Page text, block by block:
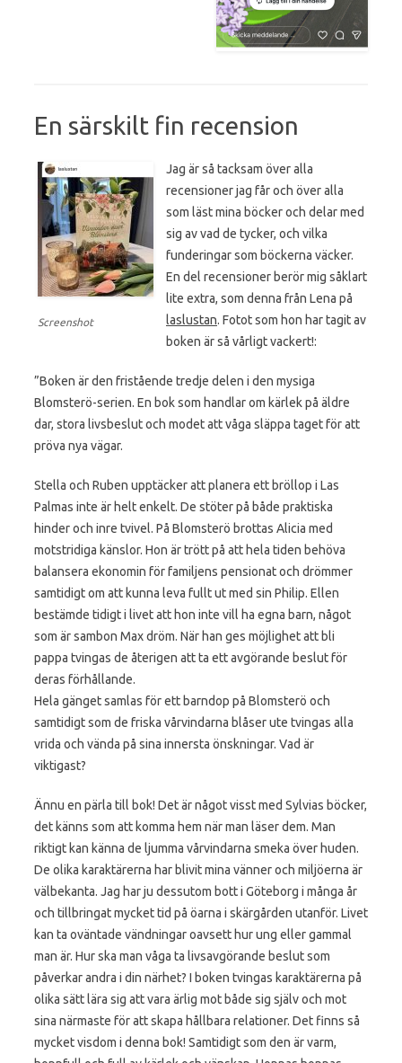
En särskilt fin recension
Screenshot
Jag är så tacksam över alla
recensioner jag får och över alla
som läst mina böcker och delar med
sig av vad de tycker, och vilka
funderingar som böckerna väcker.
En del recensioner berör mig såklart
lite extra, som denna från Lena på
laslustan. Fotot som hon har tagit av
boken är så vårligt vackert!:
”Boken är den fristående tredje delen i den mysiga
Blomsterö-serien. En bok som handlar om kärlek på äldre
dar, stora livsbeslut och modet att våga släppa taget för att
pröva nya vägar.
Stella och Ruben upptäcker att planera ett bröllop i Las
Palmas inte är helt enkelt. De stöter på både praktiska
hinder och inre tvivel. På Blomsterö brottas Alicia med
motstridiga känslor. Hon är trött på att hela tiden behöva
balansera ekonomin för familjens pensionat och drömmer
samtidigt om att kunna leva fullt ut med sin Philip. Ellen
bestämde tidigt i livet att hon inte vill ha egna barn, något
som är sambon Max dröm. När han ges möjlighet att bli
pappa tvingas de återigen att ta ett avgörande beslut för
deras förhållande.
Hela gänget samlas för ett barndop på Blomsterö och
samtidigt som de friska vårvindarna blåser ute tvingas alla
vrida och vända på sina innersta önskningar. Vad är
viktigast?
Ännu en pärla till bok! Det är något visst med Sylvias böcker,
det känns som att komma hem när man läser dem. Man
riktigt kan känna de ljumma vårvindarna smeka över huden.
De olika karaktärerna har blivit mina vänner och miljöerna är
välbekanta. Jag har ju dessutom bott i Göteborg i många år
och tillbringat mycket tid på öarna i skärgården utanför. Livet
kan ta oväntade vändningar oavsett hur ung eller gammal
man är. Hur ska man våga ta livsavgörande beslut som
påverkar andra i din närhet? I boken tvingas karaktärerna på
olika sätt lära sig att vara ärlig mot både sig själv och mot
sina närmaste för att skapa hållbara relationer. Det finns så
mycket visdom i denna bok! Samtidigt som den är varm,